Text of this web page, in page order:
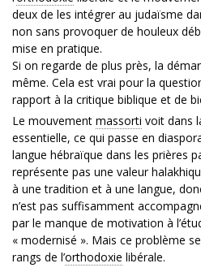
deux de les intégrer au judaïsme
non sans provoquer de houleux
mise en pratique.
Si on regarde de plus près, la
même. Cela est vrai pour la
rapport à la critique biblique et de
Le mouvement massorti voit dans
essentielle, ce qui passe en
langue hébraïque dans les prières
représente pas une valeur
à une tradition et à une langue,
n’est pas suffisamment
par le manque de motivation à
« modernisé ». Mais ce problème
rangs de l’orthodoxie libérale.